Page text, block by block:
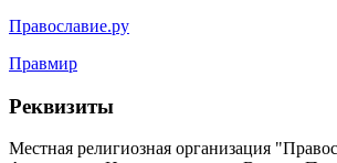
Православие.ру
Правмир
Реквизиты
Местная религиозная организация